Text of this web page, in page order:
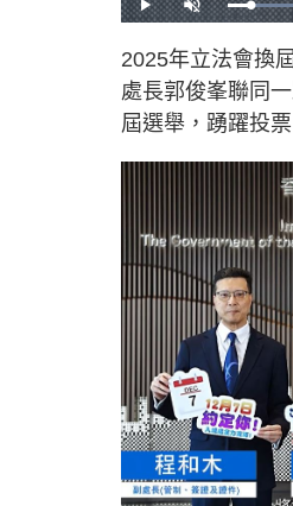
P
l
U
n
u
t
e
2025年立法會換
處長郭俊峯聯同
屆選舉，踴躍投